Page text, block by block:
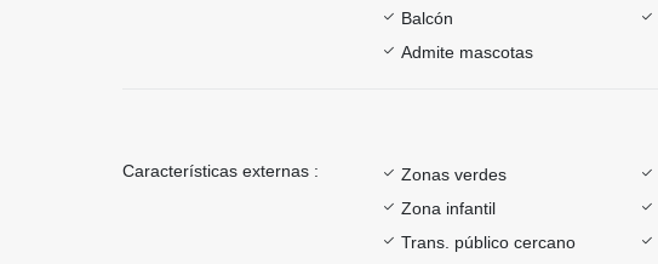
Balcón
Admite mascotas
Características externas : Zonas verdes
Zona infantil
Trans. público cercano